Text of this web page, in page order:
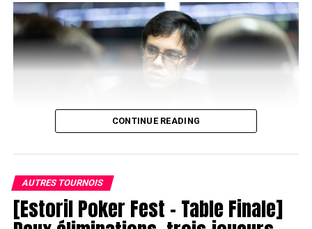
Joao Pedro
CONTINUE READING
AUTRES TOURNOIS
[Estoril Poker Fest – Table Finale]